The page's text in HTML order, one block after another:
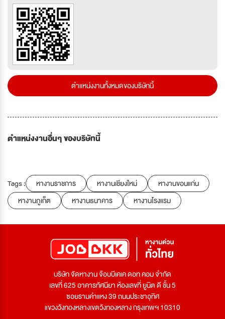
ตำแหน่งงานทั้งหมดของบริษัทนี้
ตำแหน่งงานอื่นๆ ของบริษัทนี้
Tags : หางานราชการ หางานเชียงใหม่
หางานขอนแก่น
หางานภูเก็ต
หางานธนาคาร หางานโรงแรม
บริษัท จัดหางาน จ๊อบบีเคเค ดอท คอม จำกัด
เลขที่ 625 อาคารทัศนียา ห้องเลขที่ ยูนิต ดี ชั้น 5
ซอยรามคำแหง 39 ถนนประชาอุทิศ
แขวงวังทองหลางเขตวังทองหลาง กรุงเทพฯ 10310